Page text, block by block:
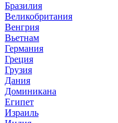
Бразилия
Великобритания
Венгрия
Вьетнам
Германия
Греция
Грузия
Дания
Доминикана
Египет
Израиль